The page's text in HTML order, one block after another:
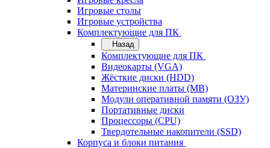
Игровые столы
Игровые устройства
Комплектующие для ПК
Назад
Комплектующие для ПК
Видеокарты (VGA)
Жёсткие диски (HDD)
Материнские платы (MB)
Модули оперативной памяти (ОЗУ)
Портативные диски
Процессоры (CPU)
Твердотельные накопители (SSD)
Корпуса и блоки питания